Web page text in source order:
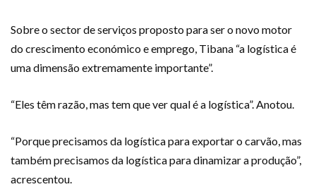
Sobre o sector de serviços proposto para ser o novo motor
do crescimento económico e emprego, Tibana “a logística é
uma dimensão extremamente importante”.
“Eles têm razão, mas tem que ver qual é a logística”. Anotou.
“Porque precisamos da logística para exportar o carvão, mas
também precisamos da logística para dinamizar a produção”,
acrescentou.